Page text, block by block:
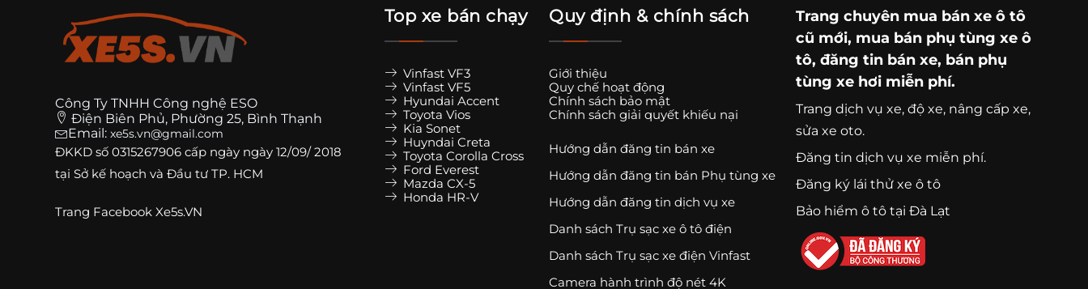
Công Ty TNHH Công nghệ ESO
Điện Biên Phủ, Phường 25, Bình Thạnh
Email: xe5s.vn@gmail.com
ĐKKD số 0315267906 cấp ngày ngày 12/09/ 2018
tại Sở kế hoạch và Đầu tư TP. HCM
Trang Facebook Xe5s.VN
Top xe bán chạy
Vinfast VF3
Vinfast VF5
Hyundai Accent
Toyota Vios
Kia Sonet
Huyndai Creta
Toyota Corolla Cross
Ford Everest
Mazda CX-5
Honda HR-V
Quy định & chính sách
Giới thiệu
Quy chế hoạt động
Chính sách bảo mật
Chính sách giải quyết khiếu nại
Hướng dẫn đăng tin bán xe
Hướng dẫn đăng tin bán Phụ tùng xe
Hướng dẫn đăng tin dịch vụ xe
Danh sách Trụ sạc xe ô tô điện
Danh sách Trụ sạc xe điện Vinfast
Camera hành trình độ nét 4K
Trang chuyên mua bán xe ô tô
cũ mới, mua bán phụ tùng xe ô
tô, đăng tin bán xe, bán phụ
tùng xe hơi miễn phí.
Trang dịch vụ xe, độ xe, nâng cấp xe,
sửa xe oto.
Đăng tin dịch vụ xe miễn phí.
Đăng ký lái thử xe ô tô
Bảo hiểm ô tô tại Đà Lạt